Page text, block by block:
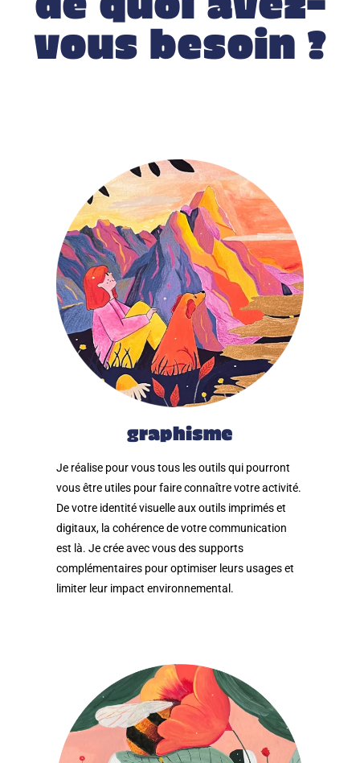
vous besoin ?
graphisme
Je réalise pour vous tous les outils qui pourront
vous être utiles pour faire connaître votre activité.
De votre identité visuelle aux outils imprimés et
digitaux, la cohérence de votre communication
est là. Je crée avec vous des supports
complémentaires pour optimiser leurs usages et
limiter leur impact environnemental.